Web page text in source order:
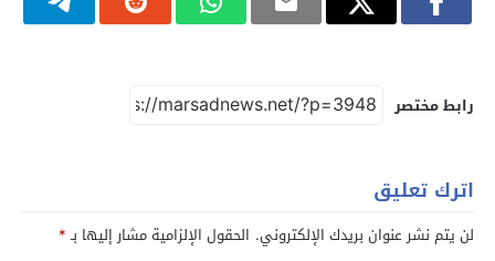
رابط مختصر
اترك تعليق
لن يتم نشر عنوان بريدك الإلكتروني. الحقول الإلزامية مشار إليها بـ*